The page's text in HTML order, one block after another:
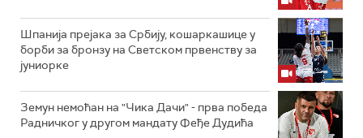
Шпанија прејакa за Србију, кошаркашице у
борби за бронзу на Светском првенству за
јуниорке
Земун немоћан на "Чика Дачи" - прва победа
Радничког у другом мандату Феђе Дудића